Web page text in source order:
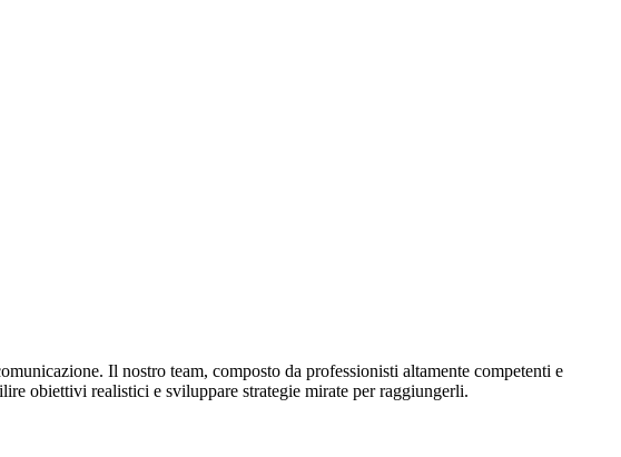
Il nostro team, composto da professionisti altamente competenti e
obiettivi realistici e sviluppare strategie mirate per raggiungerli.